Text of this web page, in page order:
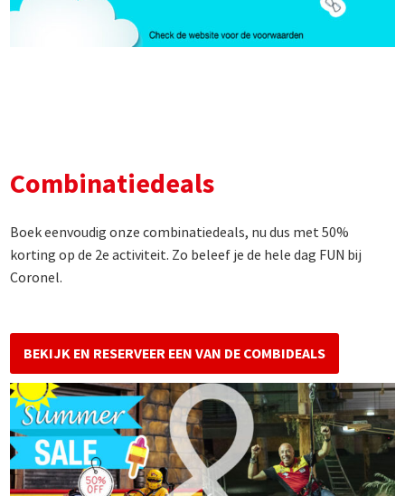
Combinatiedeals
Boek eenvoudig onze combinatiedeals, nu dus met 50%
korting op de 2e activiteit. Zo beleef je de hele dag FUN bij
Coronel.
BEKIJK EN RESERVEER EEN VAN DE COMBIDEALS